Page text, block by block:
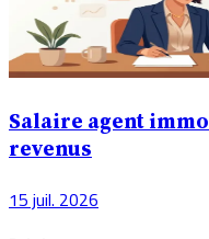
Salaire agent
revenus
15 juil. 2026